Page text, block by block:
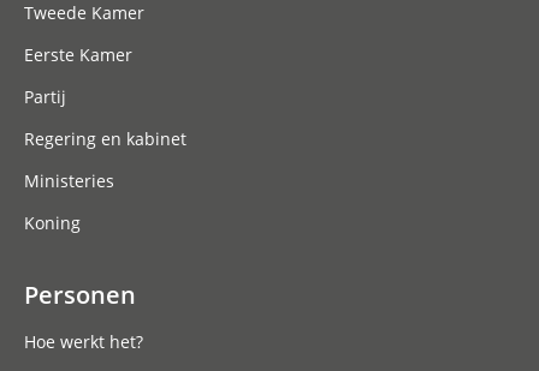
Tweede Kamer
Eerste Kamer
Partij
Regering en kabinet
Ministeries
Koning
Personen
Hoe werkt het?